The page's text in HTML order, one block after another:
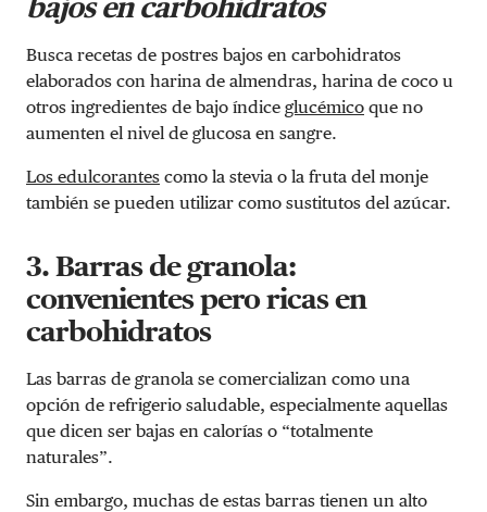
bajos en carbohidratos
Busca recetas de postres bajos en carbohidratos
elaborados con harina de almendras, harina de coco u
otros ingredientes de bajo índice glucémico que no
aumenten el nivel de glucosa en sangre.
Los edulcorantes como la stevia o la fruta del monje
también se pueden utilizar como sustitutos del azúcar.
3. Barras de granola:
convenientes pero ricas en
carbohidratos
Las barras de granola se comercializan como una
opción de refrigerio saludable, especialmente aquellas
que dicen ser bajas en calorías o “totalmente
naturales”.
Sin embargo, muchas de estas barras tienen un alto